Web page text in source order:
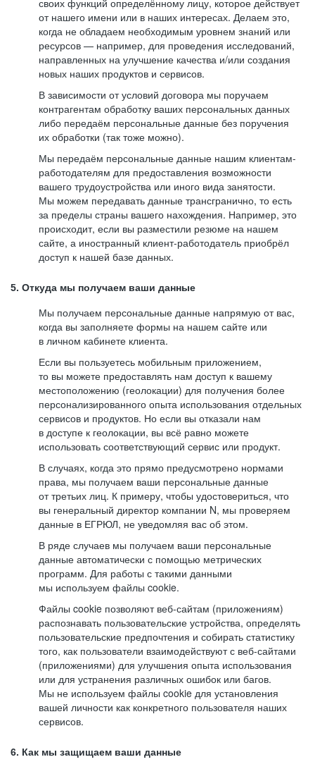
своих функций определённому лицу, которое действует
от нашего имени или в наших интересах. Делаем это,
когда не обладаем необходимым уровнем знаний или
ресурсов — например, для проведения исследований,
направленных на улучшение качества и/или создания
новых наших продуктов и сервисов.
В зависимости от условий договора мы поручаем
контрагентам обработку ваших персональных данных
либо передаём персональные данные без поручения
их обработки (так тоже можно).
Мы передаём персональные данные нашим клиентам-
работодателям для предоставления возможности
вашего трудоустройства или иного вида занятости.
Мы можем передавать данные трансгранично, то есть
за пределы страны вашего нахождения. Например, это
происходит, если вы разместили резюме на нашем
сайте, а иностранный клиент-работодатель приобрёл
доступ к нашей базе данных.
5. Откуда мы получаем ваши данные
Мы получаем персональные данные напрямую от вас,
когда вы заполняете формы на нашем сайте или
в личном кабинете клиента.
Если вы пользуетесь мобильным приложением,
то вы можете предоставлять нам доступ к вашему
местоположению (геолокации) для получения более
персонализированного опыта использования отдельных
сервисов и продуктов. Но если вы отказали нам
в доступе к геолокации, вы всё равно можете
использовать соответствующий сервис или продукт.
В случаях, когда это прямо предусмотрено нормами
права, мы получаем ваши персональные данные
от третьих лиц. К примеру, чтобы удостовериться, что
вы генеральный директор компании N, мы проверяем
данные в ЕГРЮЛ, не уведомляя вас об этом.
В ряде случаев мы получаем ваши персональные
данные автоматически с помощью метрических
программ. Для работы с такими данными
мы используем файлы cookie.
Файлы cookie позволяют веб-сайтам (приложениям)
распознавать пользовательские устройства, определять
пользовательские предпочтения и собирать статистику
того, как пользователи взаимодействуют с веб-сайтами
(приложениями) для улучшения опыта использования
или для устранения различных ошибок или багов.
Мы не используем файлы cookie для установления
вашей личности как конкретного пользователя наших
сервисов.
6. Как мы защищаем ваши данные